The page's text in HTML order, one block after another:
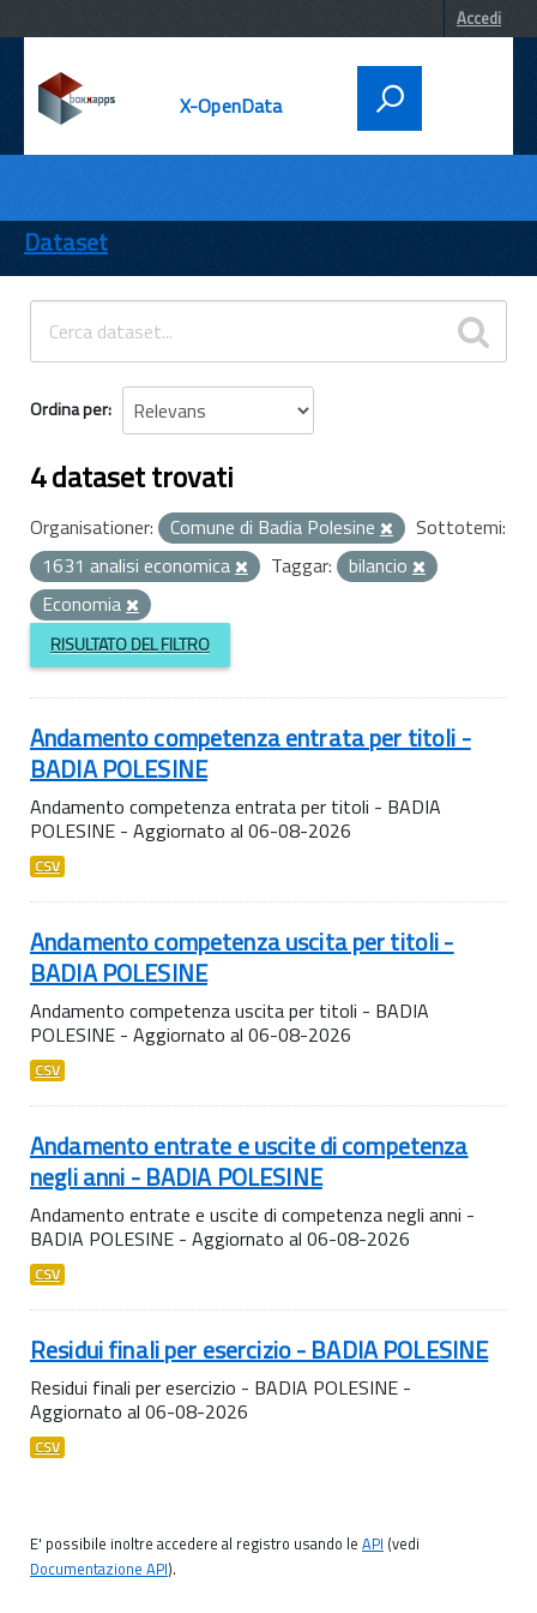
Accedi
X-OpenData
ENTI
TEMI
INFORMAZIONI
Dataset
Ordina per
4 dataset trovati
Organisationer: Comune di Badia Polesine
Sottotemi:
1631 analisi economica
Taggar:
bilancio
Economia
RISULTATO DEL FILTRO
Andamento competenza entrata per titoli -
BADIA POLESINE
Andamento competenza entrata per titoli - BADIA
POLESINE - Aggiornato al 06-08-2026
CSV
Andamento competenza uscita per titoli -
BADIA POLESINE
Andamento competenza uscita per titoli - BADIA
POLESINE - Aggiornato al 06-08-2026
CSV
Andamento entrate e uscite di competenza
negli anni - BADIA POLESINE
Andamento entrate e uscite di competenza negli anni -
BADIA POLESINE - Aggiornato al 06-08-2026
CSV
Residui finali per esercizio - BADIA POLESINE
Residui finali per esercizio - BADIA POLESINE -
Aggiornato al 06-08-2026
CSV
E' possibile inoltre accedere al registro usando le API (vedi
Documentazione API).